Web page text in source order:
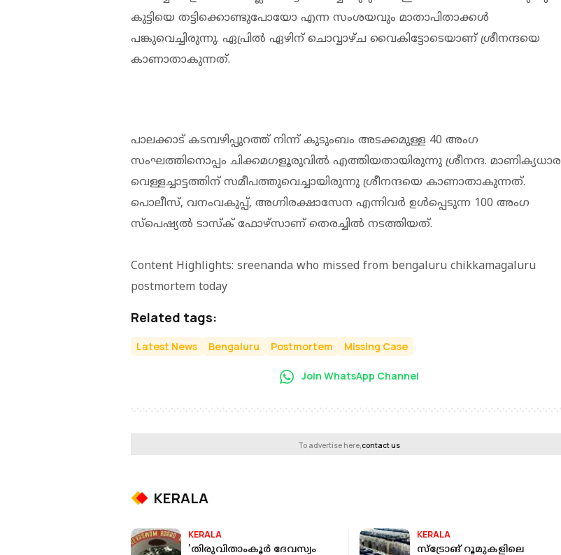
കുട്ടിയെ തട്ടിക്കൊണ്ടുപോയോ എന്ന സംശയവും മാതാപിതാക്കള്‍
പങ്കുവെച്ചിരുന്നു. ഏപ്രില്‍ ഏഴിന് ചൊവ്വാഴ്ച വൈകിട്ടോടെയാണ് ശ്രീനന്ദയെ
കാണാതാകുന്നത്.
പാലക്കാട് കടമ്പഴിപ്പുറത്ത് നിന്ന് കുടുംബം അടക്കമുള്ള 40 അംഗ
സംഘത്തിനൊപ്പം ചിക്കമഗളൂരുവില്‍ എത്തിയതായിരുന്നു ശ്രീനന്ദ. മാണിക്യധാര
വെള്ളച്ചാട്ടത്തിന് സമീപത്തുവെച്ചായിരുന്നു ശ്രീനന്ദയെ കാണാതാകുന്നത്.
പൊലീസ്, വനംവകുപ്പ്, അഗ്നിരക്ഷാസേന എന്നിവര്‍ ഉള്‍പ്പെടുന്ന 100 അംഗ
സ്പെഷ്യല്‍ ടാസ്‌ക് ഫോഴ്‌സാണ് തെരച്ചില്‍ നടത്തിയത്.
Content Highlights: sreenanda who missed from bengaluru chikkamagaluru
postmortem today
Related tags:
Latest News Bengaluru Postmortem Missing Case
Join WhatsApp Channel
To advertise here,contact us
KERALA
KERALA
'തിരുവിതാംകൂർ ദേവസ്വം
KERALA
സ്‌ട്രോങ് റൂമുകളിലെ